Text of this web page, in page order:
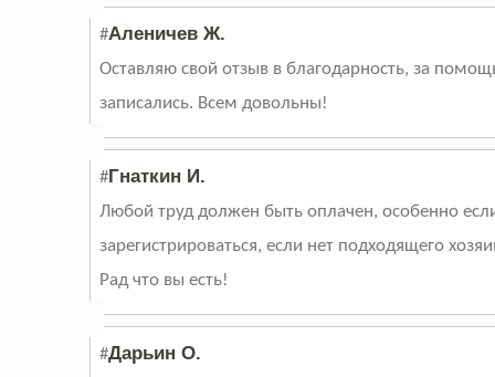
#Аленичев Ж.
Оставляю свой отзыв в благодарность, за
записались. Всем довольны!
#Гнаткин И.
Любой труд должен быть оплачен, особенно
зарегистрироваться, если нет подходящего
Рад что вы есть!
#Дарьин О.